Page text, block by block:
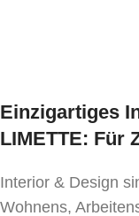
Einzigartiges
LIMETTE: Für
Interior & Design
Wohnens,